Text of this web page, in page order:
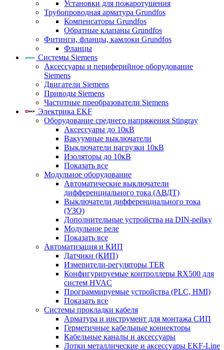
Установки для пожаротушения
Трубопроводная арматура Grundfos
Компенсаторы Grundfos
Обратные клапаны Grundfos
Фитинги, фланцы, камлоки Grundfos
Фланцы
Системы Siemens
Аксессуары и периферийное оборудование
Siemens
Двигатели Siemens
Приводы Siemens
Частотные преобразователи Siemens
Электрика EKF
Оборудование среднего напряжения Stingray
Аксессуары до 10кВ
Вакуумные выключатели
Выключатели нагрузки 10кВ
Изоляторы до 10кВ
Показать все
Модульное оборудование
Автоматические выключатели
дифференциального тока (АВДТ)
Выключатели дифференциального тока
(УЗО)
Дополнительные устройства на DIN-рейку
Модульное реле
Показать все
Автоматизация и КИП
Датчики (КИП)
Измерители-регуляторы TER
Конфигурируемые контроллеры RX500 для
систем HVAC
Программируемые устройства (PLC, HMI)
Показать все
Системы прокладки кабеля
Арматура и инструмент для монтажа СИП
Герметичные кабельные коннекторы
Кабельные каналы и аксессуары
Лотки металлические и аксессуары EKF-Line